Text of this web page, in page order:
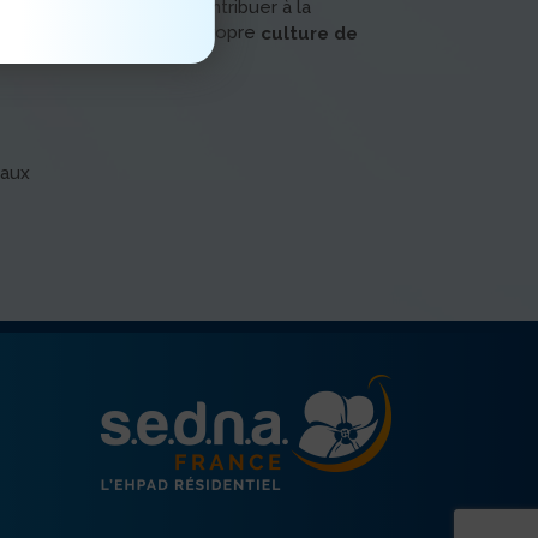
manière concrète de contribuer à la
en renforçant notre propre culture de